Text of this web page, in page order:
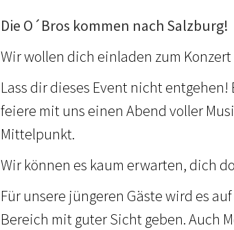
Die O´Bros kommen nach Salzburg!
Wir wollen dich einladen zum
Lass dir dieses Event nicht
feiere mit uns einen Abend voller
Mittelpunkt.
Wir können es kaum erwarten, dich
Für unsere jüngeren Gäste wird es
Bereich mit guter Sicht geben. Auch